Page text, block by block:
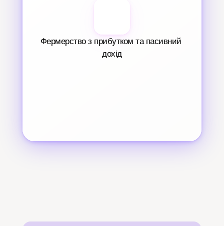
Фермерство з прибутком та пасивний
дохід